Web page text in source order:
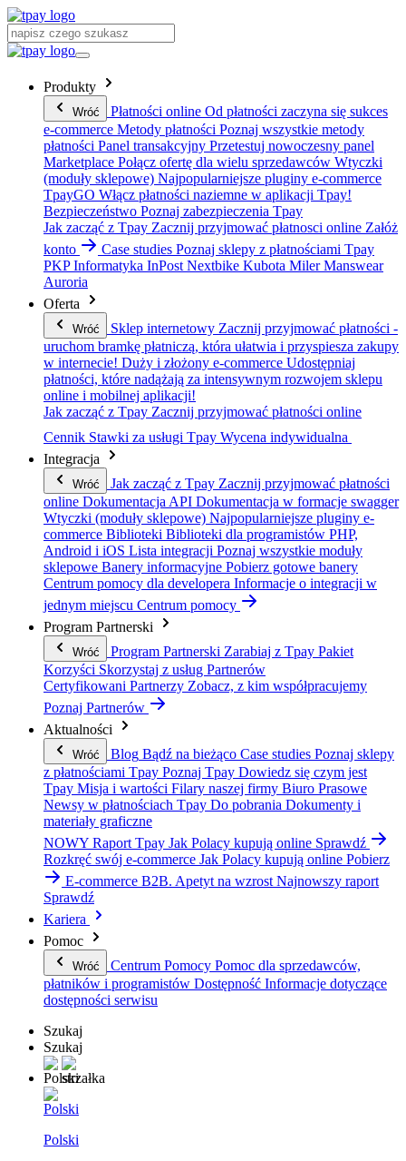
Produkty
Wróć Płatności online Od płatności zaczyna się sukces
e-commerce Metody płatności Poznaj wszystkie metody
płatności Panel transakcyjny Przetestuj nowoczesny panel
Marketplace Połącz ofertę dla wielu sprzedawców Wtyczki
(moduły sklepowe) Najpopularniejsze pluginy e-commerce
TpayGO Włącz płatności naziemne w aplikacji Tpay!
Bezpieczeństwo Poznaj zabezpieczenia Tpay
Jak zacząć z Tpay Zacznij przyjmować płatnosci online Załóż
konto
Case studies Poznaj sklepy z płatnościami Tpay
PKP Informatyka InPost Nextbike Kubota Miler Manswear
Auroria
Oferta
Wróć Sklep internetowy Zacznij przyjmować płatności -
uruchom bramkę płatniczą, która ułatwia i przyspiesza zakupy
w internecie! Duży i złożony e-commerce Udostępniaj
płatności, które nadążają za intensywnym rozwojem sklepu
online i mobilnej aplikacji!
Jak zacząć z Tpay Zacznij przyjmować płatności online
Cennik Stawki za usługi Tpay Wycena indywidualna
Integracja
Wróć Jak zacząć z Tpay Zacznij przyjmować płatności
online Dokumentacja API Dokumentacja w formacje swagger
Wtyczki (moduły sklepowe) Najpopularniejsze pluginy e-
commerce Biblioteki Biblioteki dla programistów PHP,
Android i iOS Lista integracji Poznaj wszystkie moduły
sklepowe Banery informacyjne Pobierz gotowe banery
Centrum pomocy dla developera Informacje o integracji w
jednym miejscu Centrum pomocy
Program Partnerski
Wróć Program Partnerski Zarabiaj z Tpay Pakiet
Korzyści Skorzystaj z usług Partnerów
Certyfikowani Partnerzy Zobacz, z kim współpracujemy
Poznaj Partnerów
Aktualności
Wróć Blog Bądź na bieżąco Case studies Poznaj sklepy
z płatnościami Tpay Poznaj Tpay Dowiedz się czym jest
Tpay Misja i wartości Filary naszej firmy Biuro Prasowe
Newsy w płatnościach Tpay Do pobrania Dokumenty i
materiały graficzne
NOWY Raport Tpay Jak Polacy kupują online Sprawdź
Rozkręć swój e-commerce Jak Polacy kupują online Pobierz
E-commerce B2B. Apetyt na wzrost Najnowszy raport
Sprawdź
Kariera
Pomoc
Wróć Centrum Pomocy Pomoc dla sprzedawców,
płatników i programistów Dostępność Informacje dotyczące
dostępności serwisu
Szukaj
Szukaj
Polski